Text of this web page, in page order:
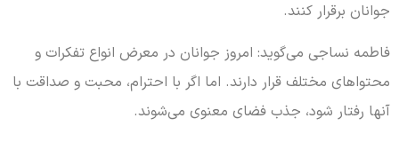
جوانان برقرار کنند.
فاطمه نساجی می‌گوید: امروز جوانان در معرض انواع تفکرات و
محتواهای مختلف قرار دارند. اما اگر با احترام، محبت و صداقت با
آنها رفتار شود، جذب فضای معنوی می‌شوند.